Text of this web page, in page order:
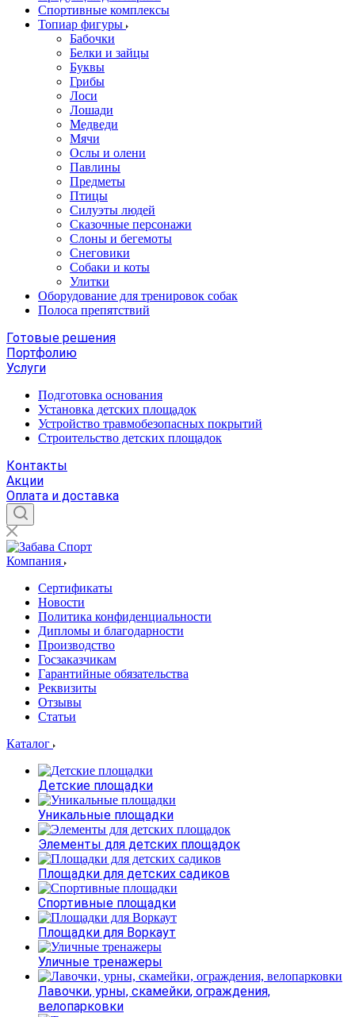
Спортивные комплексы
Топиар фигуры
Бабочки
Белки и зайцы
Буквы
Грибы
Лоси
Лошади
Медведи
Мячи
Ослы и олени
Павлины
Предметы
Птицы
Силуэты людей
Сказочные персонажи
Слоны и бегемоты
Снеговики
Собаки и коты
Улитки
Оборудование для тренировок собак
Полоса препятствий
Готовые решения
Портфолию
Услуги
Подготовка основания
Установка детских площадок
Устройство травмобезопасных покрытий
Строительство детских площадок
Контакты
Акции
Оплата и доставка
Компания
Сертификаты
Новости
Политика конфиденциальности
Дипломы и благодарности
Производство
Госзаказчикам
Гарантийные обязательства
Реквизиты
Отзывы
Статьи
Каталог
Детские площадки
Уникальные площадки
Элементы для детских площадок
Площадки для детских садиков
Спортивные площадки
Площадки для Воркаут
Уличные тренажеры
Лавочки, урны, скамейки, ограждения,
велопарковки